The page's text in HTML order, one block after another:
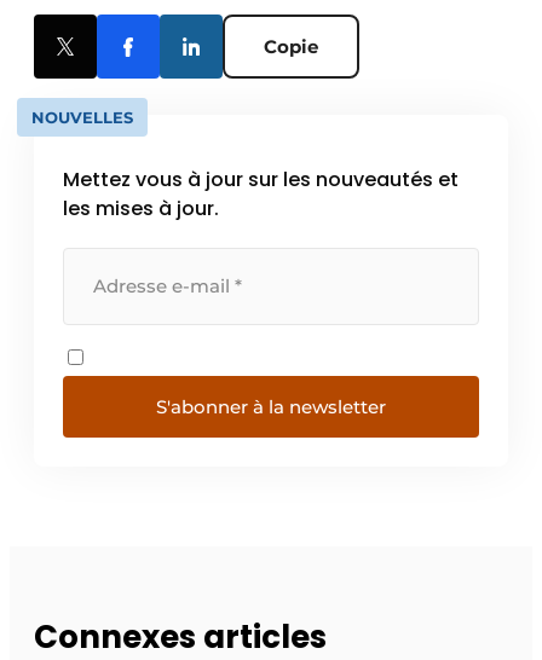
Copie
NOUVELLES
Mettez vous à jour sur les nouveautés et
les mises à jour.
S'abonner à la newsletter
Connexes articles